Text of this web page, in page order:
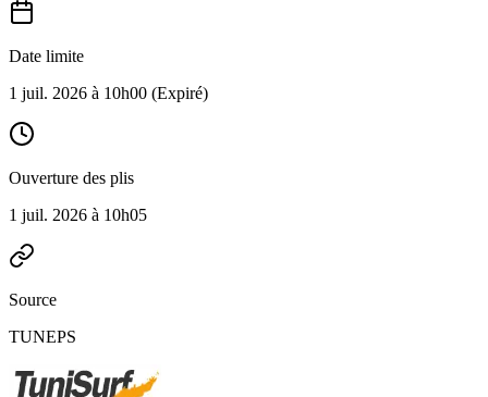
Date limite
1 juil. 2026 à 10h00 (Expiré)
Ouverture des plis
1 juil. 2026 à 10h05
Source
TUNEPS